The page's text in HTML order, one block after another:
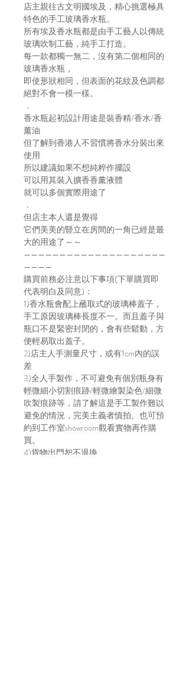
店主親往古文明國埃及，精心挑選極具
特色的手工玻璃香水瓶。
所有埃及香水瓶都是由手工藝人以傳統
玻璃吹制工藝，純手工打造。
每一款都獨一無二，沒有第二個相同的
玻璃香水瓶，
即使形狀相同，但表面的花紋及色調都
絕對不會一模一樣。
．
香水瓶起初設計用途是裝香精/香水/香
薰油
但了解到香港人不習慣將香水分裝出來
使用
所以建議如果不想純粹作擺設
可以用其裝入擴香香薰液體
就可以多個實際用途了
．
但店主本人還是覺得
它們美美的豎立在房間的一角已經是最
大的用途了～～
————————————————————
————
購買前務必注意以下事項(下單購買即
代表明白及同意)：
1)香水瓶會配上蘸取式的玻璃棒蓋子，
手工原因玻璃棒長度不一。而且蓋子與
瓶口不是緊密封閉的，會有些鬆動，方
便輕易取出蓋子。
2)店主人手測量尺寸，或有1cm內的誤
差
3)全人手製作，不可避免有個別瓶身有
輕微細小切割痕跡/輕微繪製染色/細微
吹製痕跡等，請了解這是手工製作難以
避免的情況，完美主義者慎拍。也可預
約到工作室showroom觀看實物再作購
買。
4)貨物出門恕不退換